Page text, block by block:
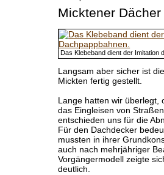
Micktener Dächer
Das Klebeband dient der Imitation
Langsam aber sicher ist
Mickten fertig gestellt.
Lange hatten wir überlegt,
das Eingleisen von
entschieden uns für die
Für den Dachdecker
mussten in ihrer
auch nach mehrjähriger
Vorgängermodell zeigte
deutlich.